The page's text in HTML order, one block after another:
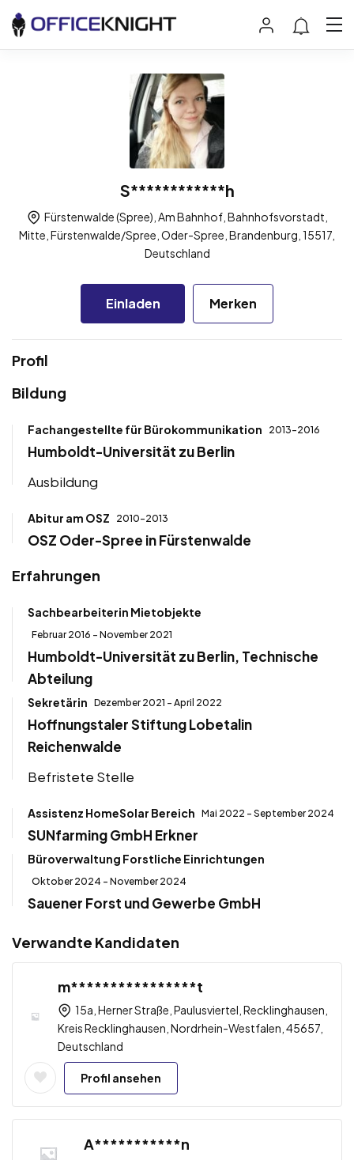
S************h
Fürstenwalde (Spree), Am Bahnhof, Bahnhofsvorstadt,
Mitte, Fürstenwalde/Spree, Oder-Spree, Brandenburg, 15517,
Deutschland
Einladen Merken
Profil
Bildung
Fachangestellte für Bürokommunikation 2013-2016
Humboldt-Universität zu Berlin
Ausbildung
Abitur am OSZ 2010-2013
OSZ Oder-Spree in Fürstenwalde
Erfahrungen
Sachbearbeiterin Mietobjekte
Februar 2016 - November 2021
Humboldt-Universität zu Berlin, Technische
Abteilung
Sekretärin Dezember 2021 - April 2022
Hoffnungstaler Stiftung Lobetalin
Reichenwalde
Befristete Stelle
Assistenz HomeSolar Bereich Mai 2022 - September 2024
SUNfarming GmbH Erkner
Büroverwaltung Forstliche Einrichtungen
Oktober 2024 - November 2024
Sauener Forst und Gewerbe GmbH
Verwandte Kandidaten
m****************t
15a, Herner Straße, Paulusviertel, Recklinghausen,
Kreis Recklinghausen, Nordrhein-Westfalen, 45657,
Deutschland
Profil ansehen
A***********n